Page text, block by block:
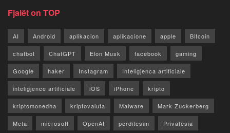
Fjalët on TOP
AI Android aplikacion aplikacione apple Bitcoin
chatbot ChatGPT Elon Musk facebook gaming
Google haker Instagram Inteligjenca artificiale
inteligjence artificiale iOS iPhone kripto
kriptomonedha kriptovaluta Malware Mark Zuckerberg
Meta microsoft OpenAI perditesim Privatësia